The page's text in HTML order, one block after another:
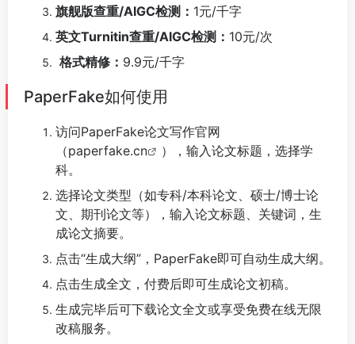
旗舰版查重/AIGC检测： 1元/千字
英文Turnitin查重/AIGC检测： 10元/次
格式精修： 9.9元/千字
PaperFake如何使用
访问PaperFake论文写作官网
（paperfake.cn
），输入论文标题，选择学
科。
选择论文类型（如专科/本科论文、硕士/博士论
文、期刊论文等），输入论文标题、关键词，生
成论文摘要。
点击“生成大纲”，PaperFake即可自动生成大纲。
点击生成全文，付费后即可生成论文初稿。
生成完毕后可下载论文全文或享受免费在线无限
改稿服务。